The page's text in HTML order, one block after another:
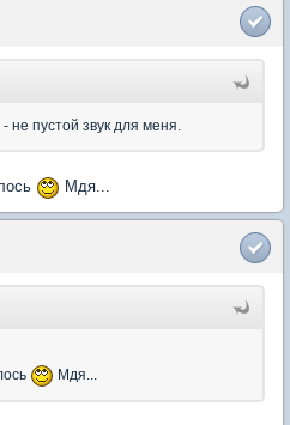
не пустой звук для меня.
Мдя...
Мдя...